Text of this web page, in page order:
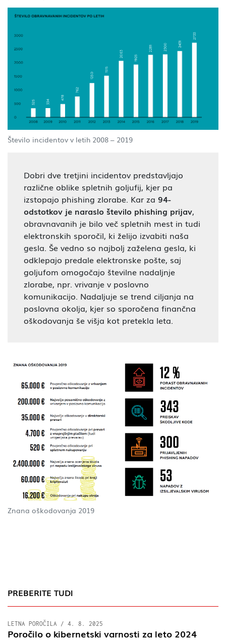
Število incidentov v letih 2008 – 2019
Dobri dve tretjini incidentov predstavljajo
različne oblike spletnih goljufij, kjer pa
izstopajo phishing zlorabe. Kar za 94-
odstotkov je naraslo število phishing prijav,
obravnavanih je bilo več spletnih mest in tudi
elektronskih sporočil, ki želijo izvabiti naša
gesla. Še vedno so najbolj zaželena gesla, ki
odklepajo predale elektronske pošte, saj
goljufom omogočajo številne nadaljnje
zlorabe, npr. vrivanje v poslovno
komunikacijo. Nadaljuje se trend ciljanja na
poslovna okolja, kjer so sporočena finančna
oškodovanja še višja kot pretekla leta.
Znana oškodovanja 2019
PREBERITE TUDI
LETNA POROČILA / 4. 8. 2025
Poročilo o kibernetski varnosti za leto 2024